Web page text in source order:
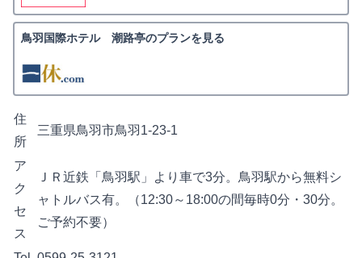
鳥羽国際ホテル 潮路亭のプランを見る
住
所
三重県鳥羽市鳥羽1-23-1
ア
ク
セ
ス
ＪＲ近鉄「鳥羽駅」より車で3分。鳥羽駅から無料シ
ャトルバス有。（12:30～18:00の間毎時0分・30分。
ご予約不要）